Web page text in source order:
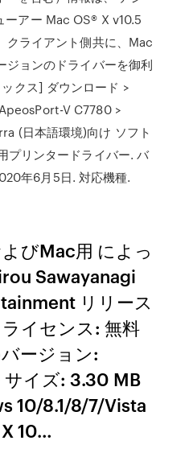
ーアー Mac OS® X v10.5
ライアント側共に、Mac
ジョンのドライバーを御利
クス] ダウンロード >
V C7780 >
(日本語環境)向け ソフト
プリンタードライバー. バ
年6月5日. 対応機種.
びMac用 によっ
Sawayanagi
リリース
イセンス: 無料
ージョン:
イズ: 3.30 MB
10/8.1/8/7/Vista
10…